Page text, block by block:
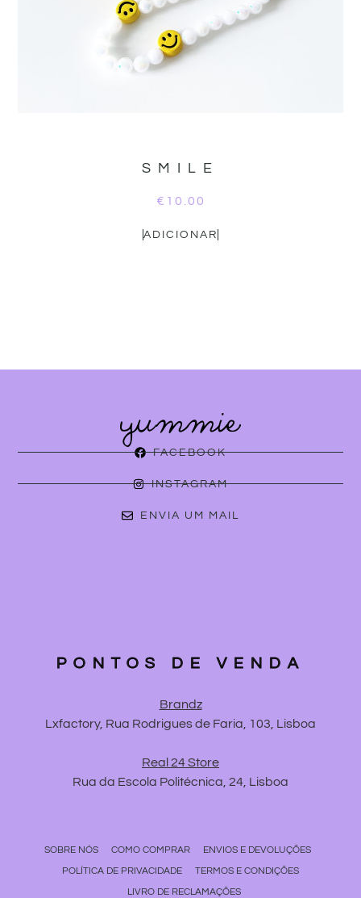
SMILE
€ 10.00
ADICIONAR
FACEBOOK
INSTAGRAM
ENVIA UM MAIL
PONTOS DE VENDA
Brandz
Lxfactory, Rua Rodrigues de Faria, 103, Lisboa
Real 24 Store
Rua da Escola Politécnica, 24, Lisboa
SOBRE NÓS COMO COMPRAR
ENVIOS E DEVOLUÇÕES
POLÍTICA DE PRIVACIDADE
TERMOS E CONDIÇÕES
LIVRO DE RECLAMAÇÕES